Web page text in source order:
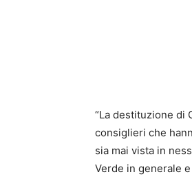
“La destituzione di
consiglieri che
sia mai vista in
Verde in generale